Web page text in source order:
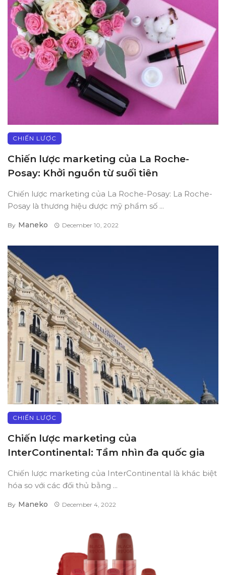
CHIẾN LƯỢC
Chiến lược marketing của La Roche-
Posay: Khởi nguồn từ suối tiên
Chiến lược marketing của La Roche-Posay: La Roche-
Posay là thương hiệu dược mỹ phẩm số ...
By Maneko December 10, 2022
CHIẾN LƯỢC
Chiến lược marketing của
InterContinental: Tầm nhìn đa quốc gia
Chiến lược marketing của InterContinental là khác biệt
hóa so với các đối thủ bằng ...
By Maneko December 4, 2022